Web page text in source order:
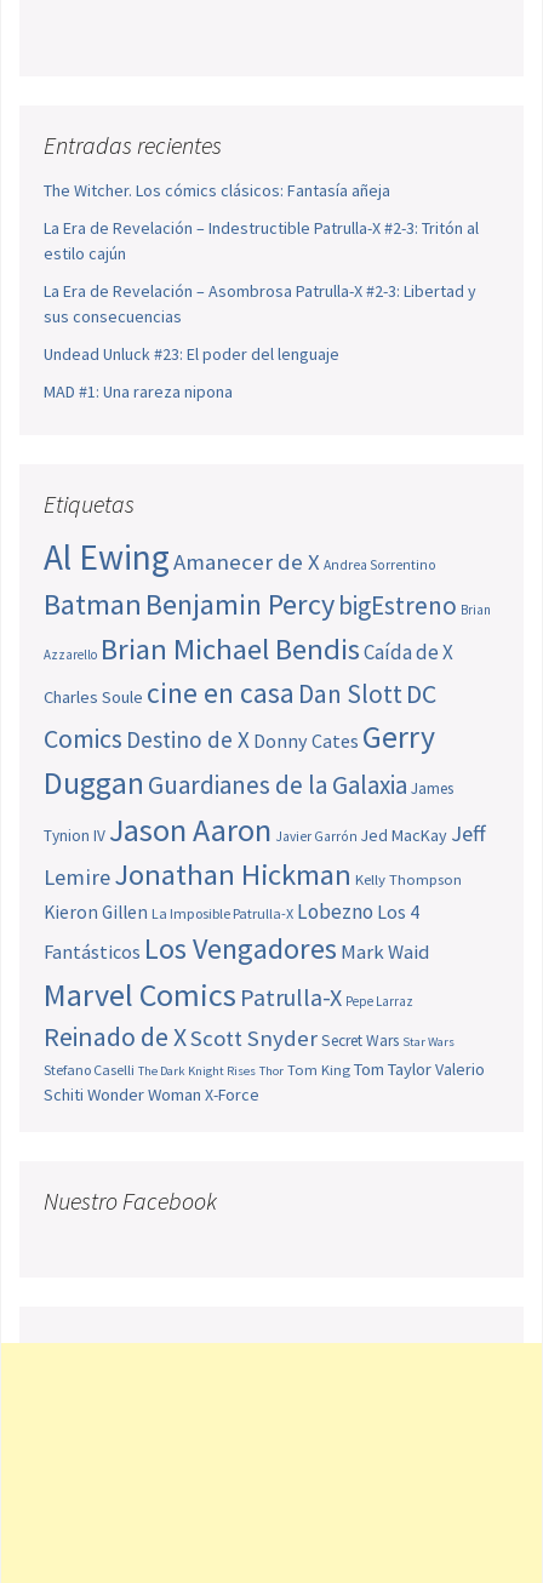
Entradas recientes
The Witcher. Los cómics clásicos: Fantasía añeja
La Era de Revelación – Indestructible Patrulla-X #2-3: Tritón al
estilo cajún
La Era de Revelación – Asombrosa Patrulla-X #2-3: Libertad y
sus consecuencias
Undead Unluck #23: El poder del lenguaje
MAD #1: Una rareza nipona
Etiquetas
Al EwingAmanecer de X Andrea Sorrentino
Batman Benjamin PercybigEstreno Brian
Azzarello Brian Michael BendisCaída de X
Charles Soule cine en casa Dan SlottDC
Comics Destino de X Donny Cates Gerry
Duggan Guardianes de la Galaxia James
Tynion IV Jason Aaron Javier Garrón Jed MacKay Jeff
LemireJonathan Hickman Kelly Thompson
Kieron Gillen La Imposible Patrulla-X Lobezno Los 4
Fantásticos Los Vengadores Mark Waid
Marvel Comics Patrulla-X Pepe Larraz
Reinado de XScott SnyderSecret Wars Star Wars
Stefano Caselli The Dark Knight Rises Thor Tom King Tom TaylorValerio
Schiti Wonder Woman X-Force
Nuestro Facebook